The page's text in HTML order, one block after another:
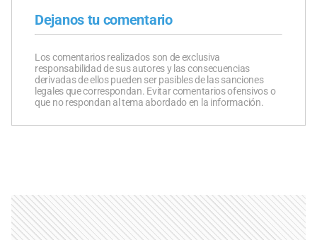
Dejanos tu comentario
Los comentarios realizados son de exclusiva
responsabilidad de sus autores y las consecuencias
derivadas de ellos pueden ser pasibles de las sanciones
legales que correspondan. Evitar comentarios ofensivos o
que no respondan al tema abordado en la información.